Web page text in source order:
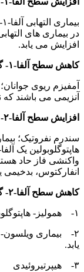
در بیماری های
افزایش می یابد.
کاهش سطح آلفا-۱- گلوبولین:
آمفیزم ریوی
آنزیمی می باشند
افزایش سطح آلفا-۲- گلوبولین :
سندرم نفروتیک؛
واکنشی فاز حاد
انفارکتوس،
کاهش سطح آلفا-۲- گلوبولین :
۱- همولیز- هاپتوگلوبولین در صورت وقوع همولیز کاهش می یابد.
۲- بیماری
یابد.
۳- هیپرتیروئیدی